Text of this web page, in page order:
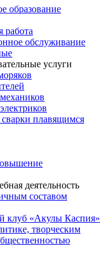
образование
работа
обслуживание
услуги
плавящимся
деятельность
составом
клуб «Акулы Каспия»
творческим